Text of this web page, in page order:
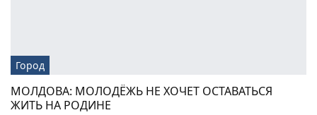
Город
МОЛДОВА: МОЛОДЁЖЬ НЕ ХОЧЕТ ОСТАВАТЬСЯ
ЖИТЬ НА РОДИНЕ